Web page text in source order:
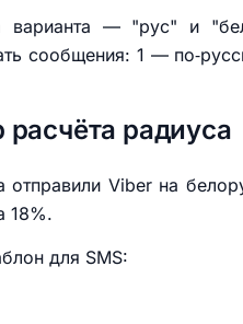
варианта — "рус" и
сообщения: 1 —
радиуса
Viber на
18%.
для SMS: